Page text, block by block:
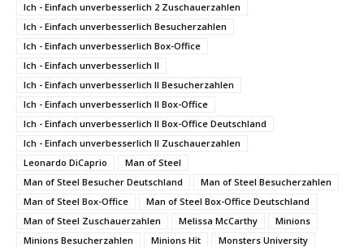
Ich - Einfach unverbesserlich 2 Zuschauerzahlen
Ich - Einfach unverbesserlich Besucherzahlen
Ich - Einfach unverbesserlich Box-Office
Ich - Einfach unverbesserlich II
Ich - Einfach unverbesserlich II Besucherzahlen
Ich - Einfach unverbesserlich II Box-Office
Ich - Einfach unverbesserlich II Box-Office Deutschland
Ich - Einfach unverbesserlich II Zuschauerzahlen
Leonardo DiCaprio
Man of Steel
Man of Steel Besucher Deutschland
Man of Steel Besucherzahlen
Man of Steel Box-Office
Man of Steel Box-Office Deutschland
Man of Steel Zuschauerzahlen
Melissa McCarthy
Minions
Minions Besucherzahlen
Minions Hit
Monsters University